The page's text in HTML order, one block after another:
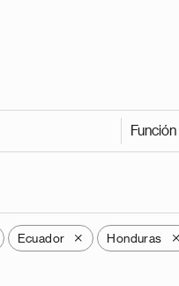
Función
Ecuador X Honduras X